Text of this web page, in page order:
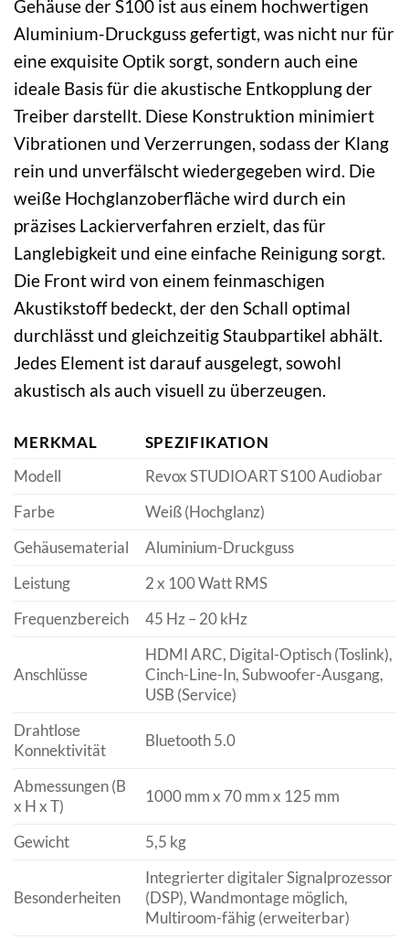
Gehäuse der S100 ist aus einem hochwertigen
Aluminium-Druckguss gefertigt, was nicht nur für
eine exquisite Optik sorgt, sondern auch eine
ideale Basis für die akustische Entkopplung der
Treiber darstellt. Diese Konstruktion minimiert
Vibrationen und Verzerrungen, sodass der Klang
rein und unverfälscht wiedergegeben wird. Die
weiße Hochglanzoberfläche wird durch ein
präzises Lackierverfahren erzielt, das für
Langlebigkeit und eine einfache Reinigung sorgt.
Die Front wird von einem feinmaschigen
Akustikstoff bedeckt, der den Schall optimal
durchlässt und gleichzeitig Staubpartikel abhält.
Jedes Element ist darauf ausgelegt, sowohl
akustisch als auch visuell zu überzeugen.
MERKMAL
SPEZIFIKATION
Modell
Revox STUDIOART S100 Audiobar
Farbe
Weiß (Hochglanz)
Gehäusematerial
Aluminium-Druckguss
Leistung
2 x 100 Watt RMS
Frequenzbereich
45 Hz – 20 kHz
Anschlüsse
HDMI ARC, Digital-Optisch (Toslink),
Cinch-Line-In, Subwoofer-Ausgang,
USB (Service)
Drahtlose
Konnektivität
Bluetooth 5.0
Abmessungen (B
x H x T)
1000 mm x 70 mm x 125 mm
Gewicht 5,5 kg
Besonderheiten
Integrierter digitaler Signalprozessor
(DSP), Wandmontage möglich,
Multiroom-fähig (erweiterbar)